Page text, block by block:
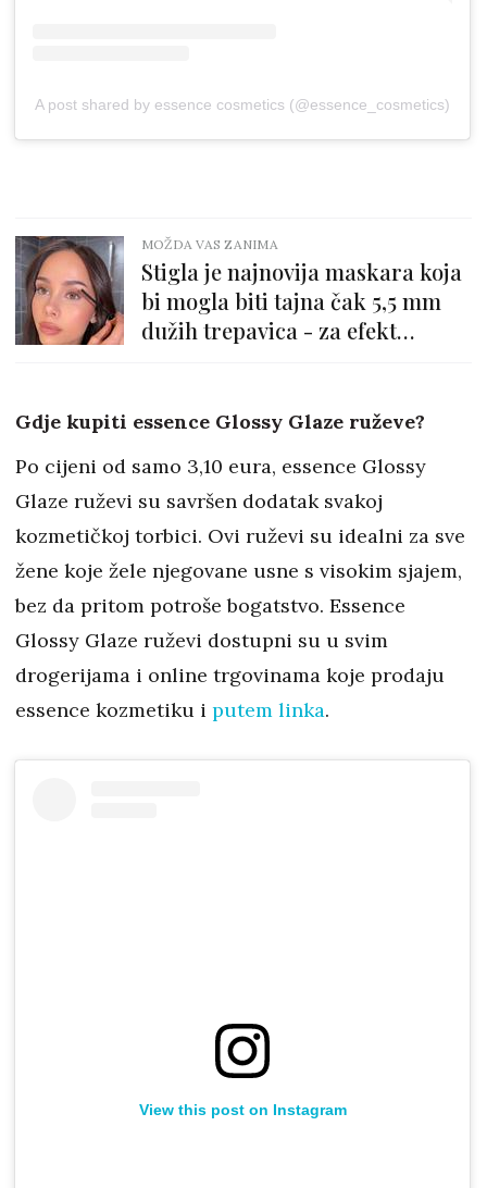
A post shared by essence cosmetics (@essence_cosmetics)
MOŽDA VAS ZANIMA
Stigla je najnovija maskara koja
bi mogla biti tajna čak 5,5 mm
dužih trepavica - za efekt
Gdje kupiti essence Glossy Glaze ruževe?
Po cijeni od samo 3,10 eura, essence Glossy
Glaze ruževi su savršen dodatak svakoj
kozmetičkoj torbici. Ovi ruževi su idealni za sve
žene koje žele njegovane usne s visokim sjajem,
bez da pritom potroše bogatstvo. Essence
Glossy Glaze ruževi dostupni su u svim
drogerijama i online trgovinama koje prodaju
essence kozmetiku i putem linka.
View this post on Instagram